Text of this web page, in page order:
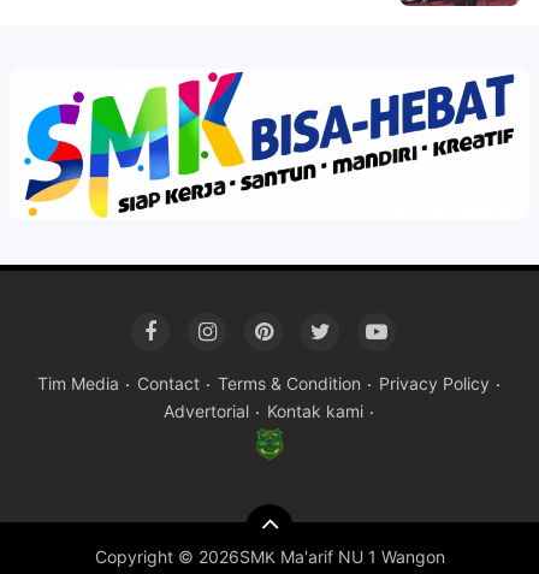
Tim Media Contact Terms & Condition
Privacy Policy
Advertorial
Kontak kami
Copyright © 2026SMK Ma'arif NU 1 Wangon